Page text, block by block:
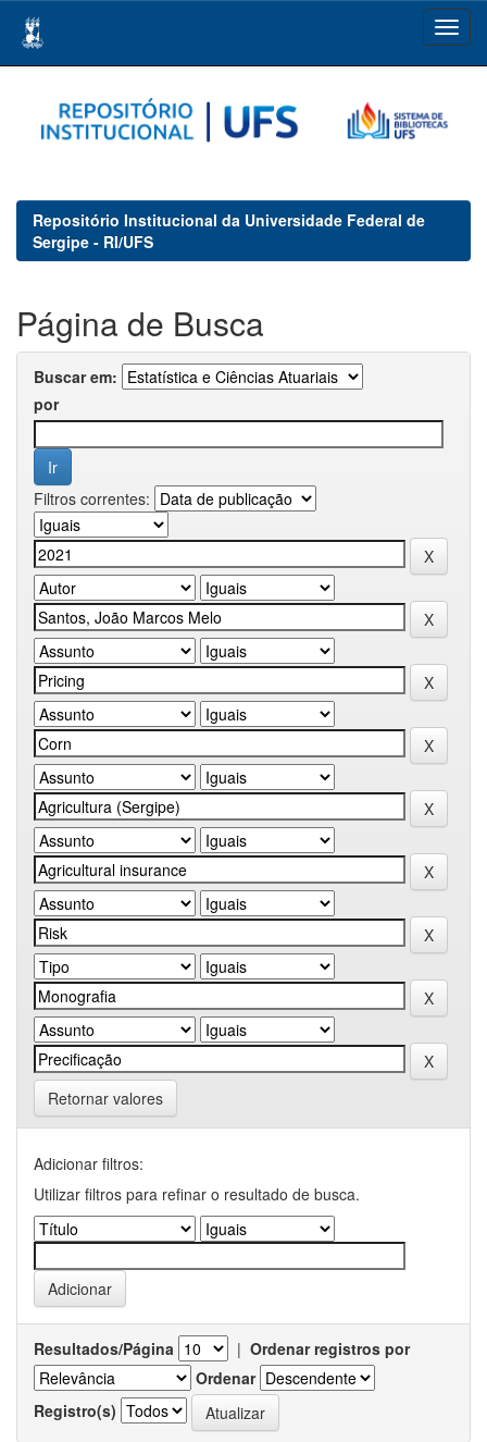
navigation
Repositório Institucional da Universidade Federal de
Sergipe - RI/UFS
Página de Busca
Buscar em:
por
Filtros correntes:
Retornar valores
Adicionar filtros:
Utilizar filtros para refinar o resultado de busca.
Resultados/Página | Ordenar registros por
Ordenar
Registro(s)